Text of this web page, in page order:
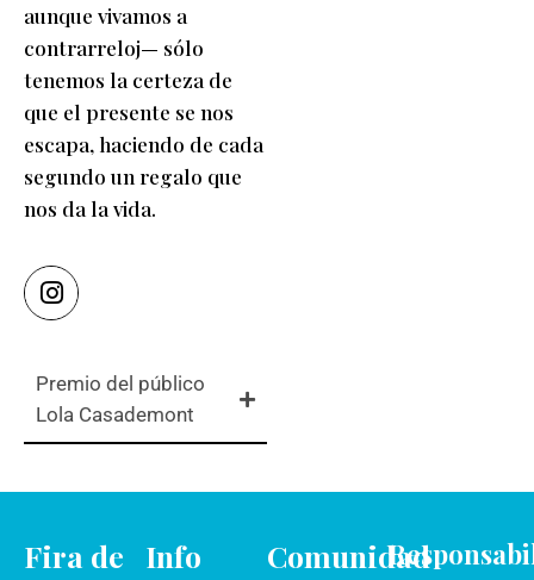
aunque vivamos a
contrarreloj— sólo
tenemos la certeza de
que el presente se nos
escapa, haciendo de cada
segundo un regalo que
nos da la vida.
Premio del público
Lola Casademont
Fira de
Info
Comunidad